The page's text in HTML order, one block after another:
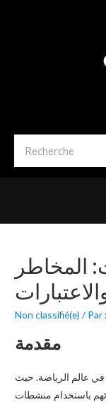
المخاطر
Non classifié(e) / Par
مقدمة
عالم الرياضة. حيث
باستخدام منشطات